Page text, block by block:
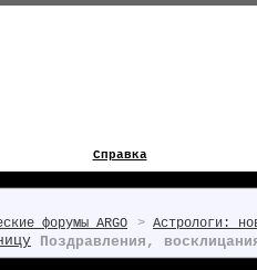
Справка
форумы ARGO > Астрологи:
Поздравления,